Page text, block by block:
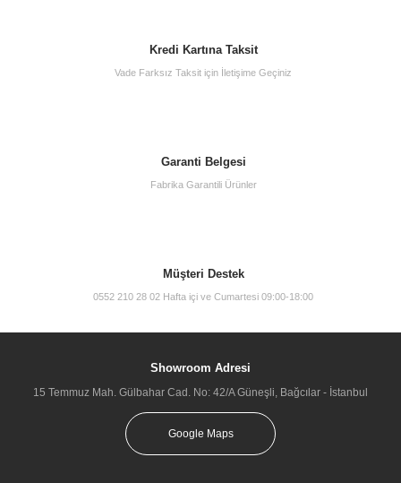
Kredi Kartına Taksit
Vade Farksız Taksit için İletişime Geçiniz
Garanti Belgesi
Fabrika Garantili Ürünler
Müşteri Destek
0552 210 28 02 Hafta içi ve Cumartesi 09:00-18:00
Showroom Adresi
15 Temmuz Mah. Gülbahar Cad. No: 42/A Güneşli, Bağcılar - İstanbul
Google Maps